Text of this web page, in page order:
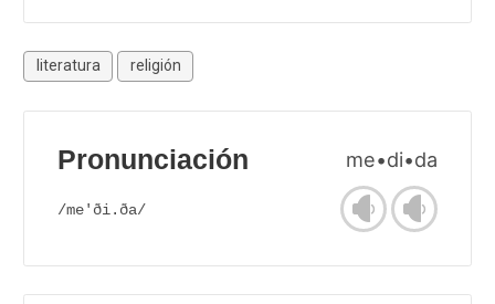
literatura religión
Pronunciación me•di•da
/me'ði.ða/